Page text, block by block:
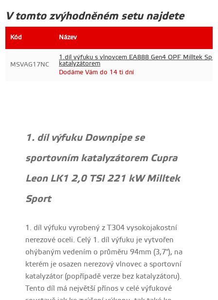
V tomto zvýhodněném setu najdete
Kód Název
MSVAG17NC
1.díl výfuku s vlnovcem EA888 Gen4 OPF Milltek
katalyzátorem
Dodáme Vám do 14 ti dní
1. díl výfuku Downpipe se
sportovním katalyzátorem Cupra
Leon LK1 2,0 TSI 221 kW Milltek
Sport
1. díl výfuku vyrobený z T304 vysokojakostní
nerezové oceli. Celý 1. díl výfuku je vytvořen
ohýbaným vedením o průměru 94mm (3,7"), na
kterém je osazen nerezový vlnovec a sportovní
katalyzátor (popřípadě verze bez katalyzátoru).
Tento díl má největší přínos v celé výfukové